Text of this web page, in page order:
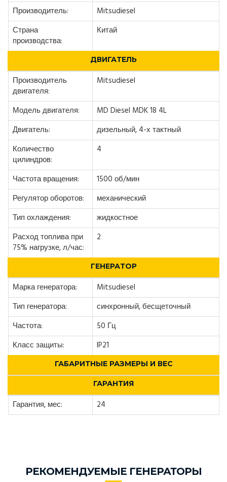
Производитель:
Mitsudiesel
Страна
производства:
Китай
ДВИГАТЕЛЬ
Производитель
двигателя:
Mitsudiesel
Модель двигателя:
MD Diesel MDK 18 4L
Двигатель:
дизельный, 4-х тактный
Количество
цилиндров:
4
Частота вращения:
1500 об/мин
Регулятор оборотов:
механический
Тип охлаждения:
жидкостное
Расход топлива при
75% нагрузке, л/час:
2
ГЕНЕРАТОР
Марка генератора:
Mitsudiesel
Тип генератора:
синхронный, бесщеточный
Частота:
50 Гц
Класс защиты:
IP21
ГАБАРИТНЫЕ РАЗМЕРЫ И ВЕС
ГАРАНТИЯ
Гарантия, мес: 24
РЕКОМЕНДУЕМЫЕ ГЕНЕРАТОРЫ